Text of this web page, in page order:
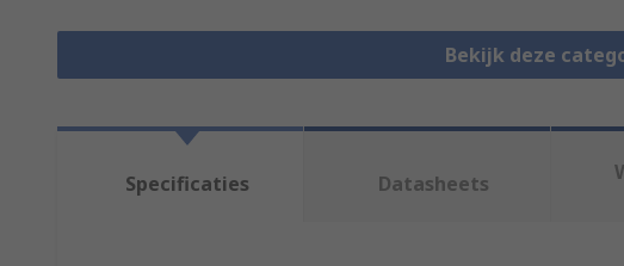
Bekijk deze
Specificaties Datasheets